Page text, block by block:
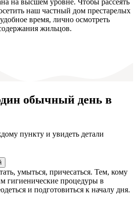
наш частный дом престарелых
время, лично осмотреть
жильцов.
обычный день в
пункту и увидеть детали
умыться, причесаться. Тем, кому
гигиенические процедуры в
и подготовиться к началу дня.